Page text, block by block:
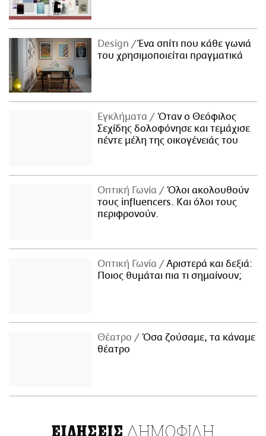
Design
Ένα σπίτι που κάθε γωνιά
του χρησιμοποιείται πραγματικά
Εγκλήματα
Όταν ο Θεόφιλος
Σεχίδης δολοφόνησε και τεμάχισε
πέντε μέλη της οικογένειάς του
Οπτική Γωνία
Όλοι ακολουθούν
τους influencers. Και όλοι τους
περιφρονούν.
Οπτική Γωνία
Αριστερά και δεξιά:
Ποιος θυμάται πια τι σημαίνουν;
Θέατρο
Όσα ζούσαμε, τα κάναμε
θέατρο
ΕΙΔΗΣΕΙΣ ΔΗΜΟΦΙΛΗ